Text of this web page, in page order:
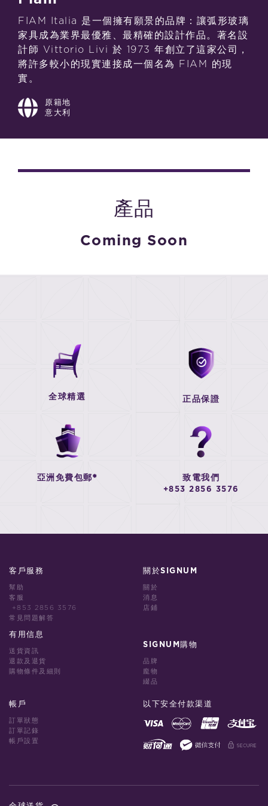
FIAM Italia 是一個擁有願景的品牌：讓弧形玻璃
家具成為業界最優雅、最精確的設計作品。著名設
計師 Vittorio Livi 於 1973 年創立了這家公司，
將許多較小的現實連接成一個名為 FIAM 的現
實。
原籍地
意大利
產品
Coming Soon
全球精選 正品保證
亞洲免費包郵* 致電我們
+853 2856 3576
客戶服務
幫助
客服
+853 2856 3576
常見問題解答
有用信息
送貨資訊
退款及退貨
購物條件及細則
關於SIGNUM
關於
消息
店鋪
SIGNUM購物
品牌
龐物
綴品
帳戶
訂單狀態
訂單記錄
帳戶設置
以下安全付款渠道